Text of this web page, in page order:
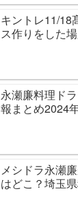
キントレ11/18
ス作りをした
永瀬廉料理ド
報まとめ2024
メシドラ永瀬
はどこ？埼玉